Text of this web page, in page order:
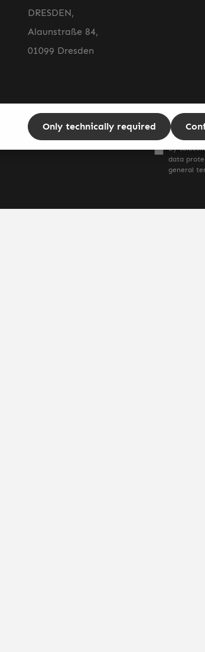
By
data
general
DRESDEN,
Alaunstraße 84,
01099 Dresden
Only technically required